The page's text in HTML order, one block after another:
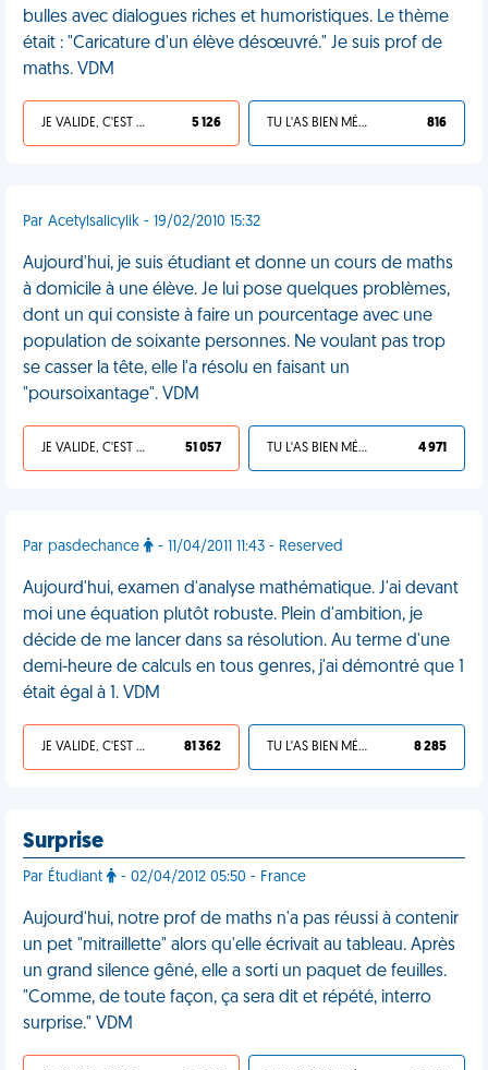
bulles avec dialogues riches et humoristiques. Le thème
était : "Caricature d'un élève désœuvré." Je suis prof de
maths. VDM
JE VALIDE, C'EST UNE VDM 5 126 TU L'AS BIEN MÉRITÉ 816
Par Acetylsalicylik - 19/02/2010 15:32
Aujourd'hui, je suis étudiant et donne un cours de maths
à domicile à une élève. Je lui pose quelques problèmes,
dont un qui consiste à faire un pourcentage avec une
population de soixante personnes. Ne voulant pas trop
se casser la tête, elle l'a résolu en faisant un
"poursoixantage". VDM
JE VALIDE, C'EST UNE VDM 51 057 TU L'AS BIEN MÉRITÉ 4 971
Par pasdechance - 11/04/2011 11:43 - Reserved
Aujourd'hui, examen d'analyse mathématique. J'ai devant
moi une équation plutôt robuste. Plein d'ambition, je
décide de me lancer dans sa résolution. Au terme d'une
demi-heure de calculs en tous genres, j'ai démontré que 1
était égal à 1. VDM
JE VALIDE, C'EST UNE VDM 81 362 TU L'AS BIEN MÉRITÉ 8 285
Surprise
Par Étudiant - 02/04/2012 05:50 - France
Aujourd'hui, notre prof de maths n'a pas réussi à contenir
un pet "mitraillette" alors qu'elle écrivait au tableau. Après
un grand silence gêné, elle a sorti un paquet de feuilles.
"Comme, de toute façon, ça sera dit et répété, interro
surprise." VDM